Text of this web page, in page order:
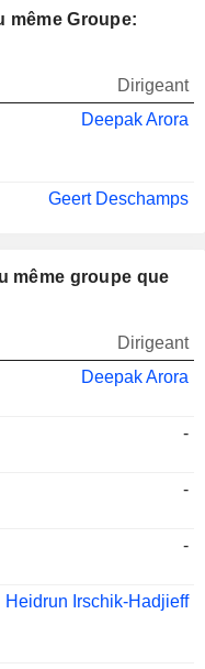
même Groupe:
Dirigeant
Deepak Arora
Geert Deschamps
même groupe que
Dirigeant
Deepak Arora
-
-
-
Heidrun Irschik-Hadjieff